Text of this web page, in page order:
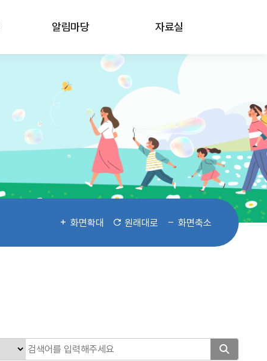
알림마당 자료실
화면확대 원래대로 화면축소